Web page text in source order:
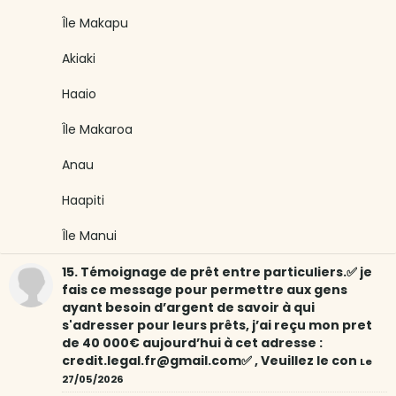
Île Makapu
Akiaki
Haaio
Île Makaroa
Anau
Haapiti
Île Manui
15. Témoignage de prêt entre particuliers.✅ je
fais ce message pour permettre aux gens
ayant besoin d’argent de savoir à qui
s'adresser pour leurs prêts, j’ai reçu mon pret
de 40 000€ aujourd’hui à cet adresse :
credit.legal.fr@gmail.com✅ , Veuillez le con Le
27/05/2026